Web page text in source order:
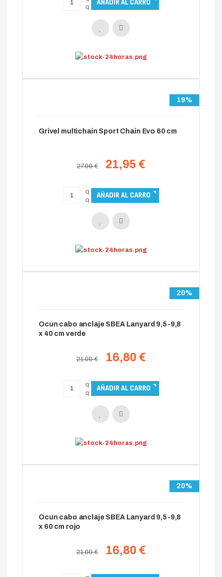
19%
Grivel multichain Sport Chain Evo 60 cm
27.00 € 21,95 €
20%
Ocun cabo anclaje SBEA Lanyard 9,5-9,8
x 40 cm verde
21.00 € 16,80 €
20%
Ocun cabo anclaje SBEA Lanyard 9,5-9,8
x 60 cm rojo
21.00 € 16,80 €